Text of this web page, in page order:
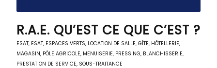
R.A.E. QU’EST CE QUE C’EST ?
ESAT, ESAT, ESPACES VERTS, LOCATION DE SALLE, GÎTE, HÔTELLERIE,
MAGASIN, PÔLE AGRICOLE, MENUISERIE, PRESSING, BLANCHISSERIE,
PRESTATION DE SERVICE, SOUS-TRAITANCE